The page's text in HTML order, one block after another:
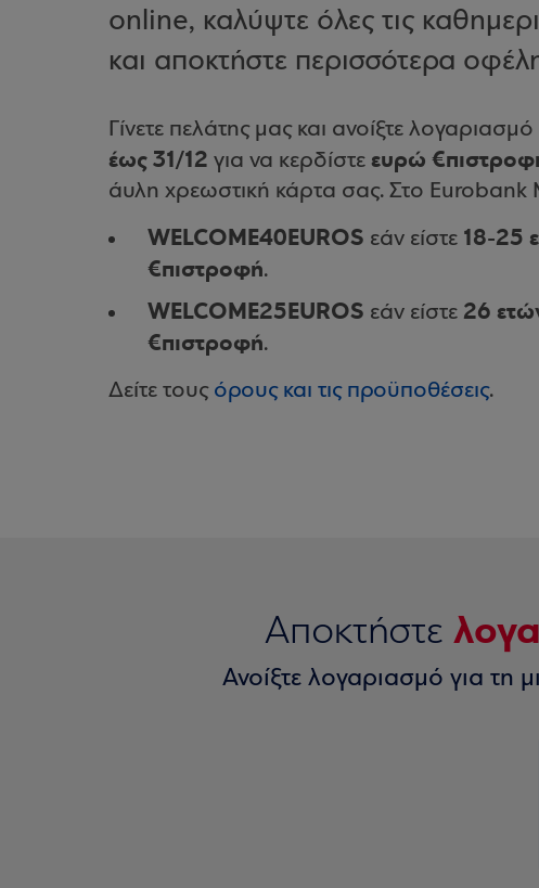
online, καλύψτε όλες τις
και αποκτήστε περισσότερα
Γίνετε πελάτης μας και ανοίξτε
έως 31/12 για να κερδίστε ευρώ
άυλη χρεωστική κάρτα σας. Στο Eurobank
WELCOME40EUROS εάν είστε 18-25
€πιστροφή.
WELCOME25EUROS εάν είστε 26
€πιστροφή.
Δείτε τους όρους και τις προϋποθέσεις.
Αποκτήστε
Ανοίξτε λογαριασμό για τη